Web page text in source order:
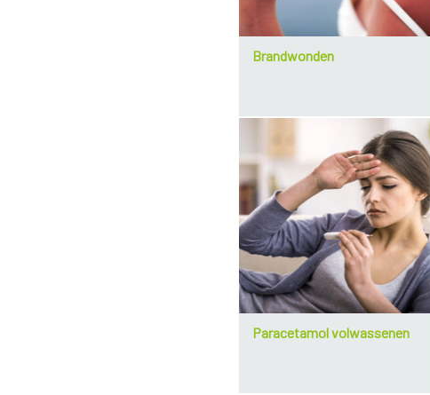
Brandwonden
Paracetamol volwassenen